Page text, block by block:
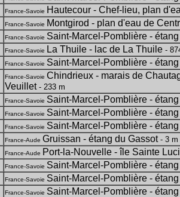
France-Savoie Hautecour - Chef-lieu, plan
France-Savoie Montgirod - plan d'eau de
France-Savoie Saint-Marcel-Pomblière -
France-Savoie La Thuile - lac de La Thuile -
France-Savoie Saint-Marcel-Pomblière -
France-Savoie Chindrieux - marais de
Veuillet- 233 m
France-Savoie Saint-Marcel-Pomblière -
France-Savoie Saint-Marcel-Pomblière -
France-Savoie Saint-Marcel-Pomblière -
France-Aude Gruissan - étang du Gassot- 3 m
France-Aude Port-la-Nouvelle - île Sainte
France-Savoie Saint-Marcel-Pomblière -
France-Savoie Saint-Marcel-Pomblière -
France-Savoie Saint-Marcel-Pomblière -